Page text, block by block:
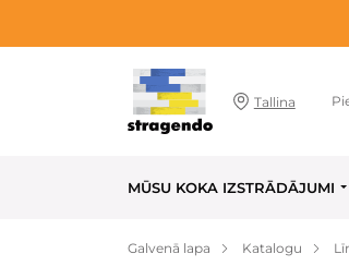
Tallina
MŪSU KOKA IZSTRĀDĀJUMI
Galvenā lapa Katalogu